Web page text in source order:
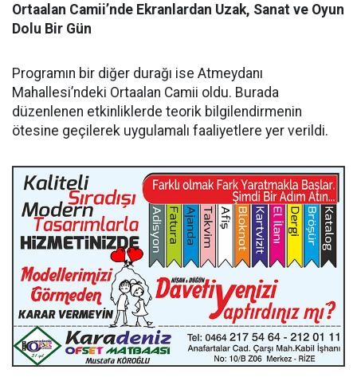
Ortaalan Camii’nde Ekranlardan Uzak, Sanat ve Oyun
Dolu Bir Gün
Programın bir diğer durağı ise Atmeydanı
Mahallesi’ndeki Ortaalan Camii oldu. Burada
düzenlenen etkinliklerde teorik bilgilendirmenin
ötesine geçilerek uygulamalı faaliyetlere yer verildi.